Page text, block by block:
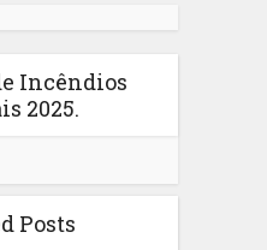
Incêndios
2025.
Posts